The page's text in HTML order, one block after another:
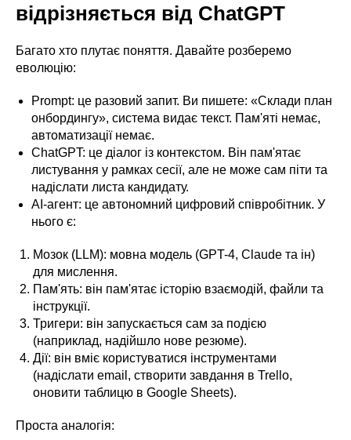
відрізняється від ChatGPT
Багато хто плутає поняття. Давайте розберемо
еволюцію:
Prompt: це разовий запит. Ви пишете: «Склади план
онбордингу», система видає текст. Пам'яті немає,
автоматизації немає.
ChatGPT: це діалог із контекстом. Він пам'ятає
листування у рамках сесії, але не може сам піти та
надіслати листа кандидату.
AI-агент: це автономний цифровий співробітник. У
нього є:
Мозок (LLM): мовна модель (GPT-4, Claude та ін)
для мислення.
Пам'ять: він пам'ятає історію взаємодій, файли та
інструкції.
Тригери: він запускається сам за подією
(наприклад, надійшло нове резюме).
Дії: він вміє користуватися інструментами
(надіслати email, створити завдання в Trello,
оновити таблицю в Google Sheets).
Проста аналогія: